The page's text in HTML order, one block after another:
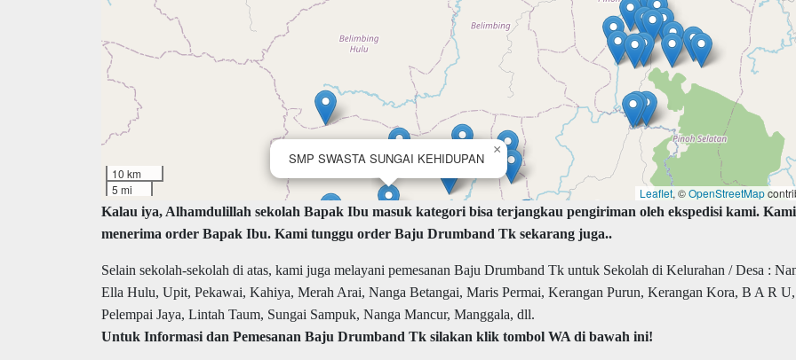
SMP SWASTA SUNGAI KEHIDUPAN
×
10 km
5 mi
Leaflet, ©OpenStreetMap
Kalau iya, Alhamdulillah sekolah Bapak Ibu masuk kategori bisa terjangkau pengiriman oleh ekspedisi kami.
menerima order Bapak Ibu. Kami tunggu order Baju Drumband Tk sekarang juga..
Selain sekolah-sekolah di atas, kami juga melayani pemesanan Baju Drumband Tk untuk Sekolah di Kelurahan / Desa :
Ella Hulu, Upit, Pekawai, Kahiya, Merah Arai, Nanga Betangai, Maris Permai, Kerangan Purun, Kerangan Kora, B A R U,
Pelempai Jaya, Lintah Taum, Sungai Sampuk, Nanga Mancur, Manggala, dll.
Untuk Informasi dan Pemesanan Baju Drumband Tk silakan klik tombol WA di bawah ini!